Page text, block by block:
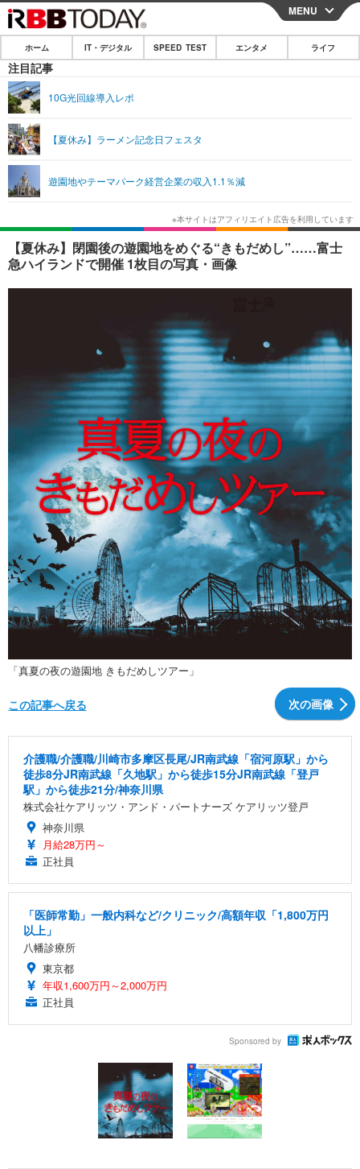
CLOSE
ホーム
IT・デジタル
ショッピング
SPEED TEST
エンタメ
エンタメTOP 映画・ドラマ
韓国・芸能
音楽 スポーツ
ライフ
ライフTOP グルメ
ペット ショッピング
その他
リリース一覧
プッシュ通知の停止方法
MENU
ホーム IT・デジタル SPEED TEST エンタメ ライフ
注目記事
10G光回線導入レポ
【夏休み】ラーメン記念日フェスタ
遊園地やテーマパーク経営企業の収入1.1％減
【夏休み】閉園後の遊園地をめぐる“きもだめし”……富士
急ハイランドで開催 1枚目の写真・画像
「真夏の夜の遊園地 きもだめしツアー」
次の画像
この記事へ戻る
介護職/介護職/川崎市多摩区長尾/JR南武線「宿河原駅」から
徒歩8分JR南武線「久地駅」から徒歩15分JR南武線「登戸
駅」から徒歩21分/神奈川県
株式会社ケアリッツ・アンド・パートナーズ ケアリッツ登戸
神奈川県
月給28万円～
正社員
「医師常勤」一般内科など/クリニック/高額年収「1,800万円
以上」
八幡診療所
東京都
年収1,600万円～2,000万円
正社員
Sponsored by